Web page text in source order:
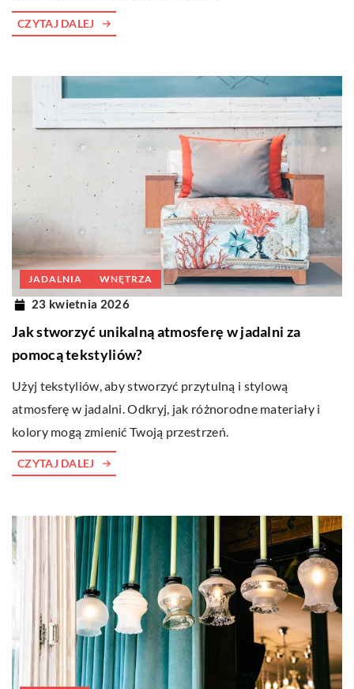
CZYTAJ DALEJ
JADALNIA WNĘTRZA
23 kwietnia 2026
Jak stworzyć unikalną atmosferę w jadalni za
pomocą tekstyliów?
Użyj tekstyliów, aby stworzyć przytulną i stylową
atmosferę w jadalni. Odkryj, jak różnorodne materiały i
kolory mogą zmienić Twoją przestrzeń.
CZYTAJ DALEJ